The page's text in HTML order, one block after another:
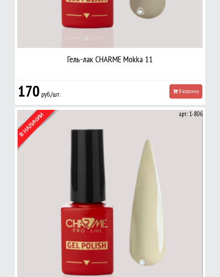
Гель-лак CHARME Mokka 11
170 руб./шт. В корзину
арт: 1-806